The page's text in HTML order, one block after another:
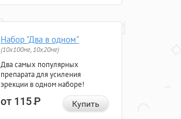
Набор "Два в одном"
(10x100мг, 10x20мг)
Два самых популярных
препарата для усиления
эрекции в одном наборе!
от 115Р Купить